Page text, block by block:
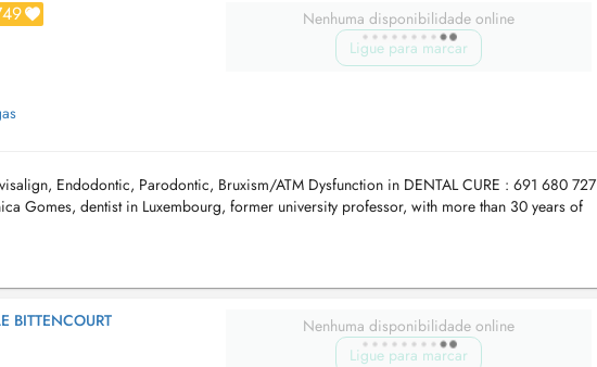
Nenhuma disponibilidade online
Ligue para marcar
Endodontic, Parodontic, Bruxism/ATM Dysfunction in DENTAL CURE : 691 680 727
Gomes, dentist in Luxembourg, former university professor, with more than 30 years of
in oral...
BITTENCOURT
Nenhuma disponibilidade online
Ligue para marcar